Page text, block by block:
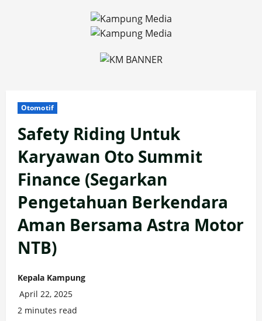
Otomotif
Safety Riding Untuk
Karyawan Oto Summit
Finance (Segarkan
Pengetahuan Berkendara
Aman Bersama Astra Motor
NTB)
Kepala Kampung
April 22, 2025
2 minutes read